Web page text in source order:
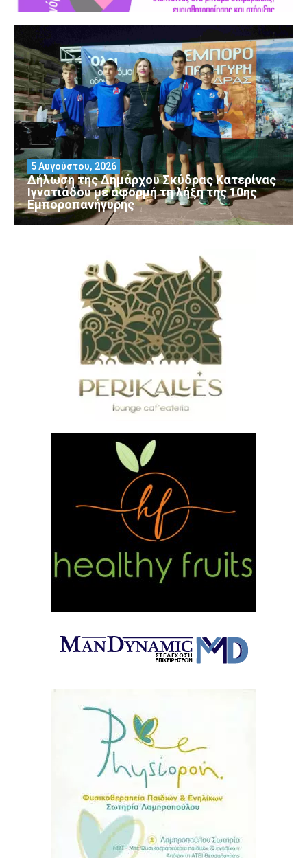
Δήλωση της Δημάρχου Σκύδρας Κατερίνας
Ιγνατιάδου με αφορμή τη λήξη της 10ης
Εμποροπανήγυρης
5 Αυγούστου, 2026